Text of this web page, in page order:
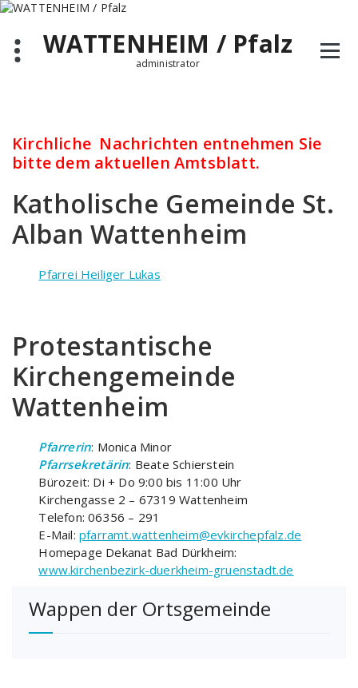
Zum
springenWATTENHEIM / Pfalz
administrator
Kirchliche Nachrichten entnehmen Sie
bitte dem aktuellen Amtsblatt.
Katholische Gemeinde St.
Alban Wattenheim
Pfarrei Heiliger Lukas
Protestantische
Kirchengemeinde
Wattenheim
Pfarrerin: Monica Minor
Pfarrsekretärin: Beate Schierstein
Bürozeit: Di + Do 9:00 bis 11:00 Uhr
Kirchengasse 2 – 67319 Wattenheim
Telefon: 06356 – 291
E-Mail:pfarramt.wattenheim@evkirchepfalz.de
Homepage Dekanat Bad Dürkheim:
www.kirchenbezirk-duerkheim-gruenstadt.de
Wappen der Ortsgemeinde